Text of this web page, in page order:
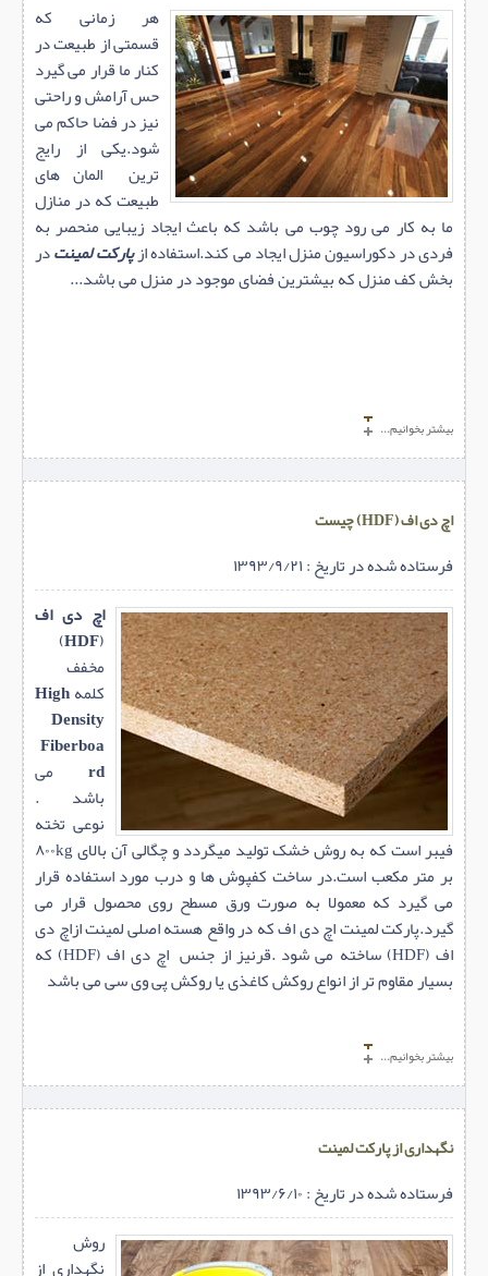
هر زمانی که
قسمتی از طبیعت در
کنار ما قرار می گیرد
حس آرامش و راحتی
نیز در فضا حاکم می
شود.یکی از رایج
ترین المان های
طبیعت که در منازل
ما به کار می رود چوب می باشد که باعث ایجاد زیبایی منحصر به
فردی در دکوراسیون منزل ایجاد می کند.استفاده ازپارکت لمینتدر
بخش کف منزل که بیشترین فضای موجود در منزل می باشد...
بیشتر بخوانیم...
اچ دی اف (HDF) چیست
فرستاده شده در تاریخ : ۱۳۹۳/۹/۲۱
اچ دی اف
(
HDF
)
مخفف
کلمهHigh
Density
Fiberboa
rd
می
باشد .
نوعی تخته
فیبر است که به روش خشک تولید میگردد و چگالی آن بالای ۸۰۰kg
بر متر مکعب است.در ساخت کفپوش ها و درب مورد استفاده قرار
می گیرد که معمولا به صورت ورق مسطح روی محصول قرار می
گیرد.پارکت لمینت اچ دی اف که در واقع هسته اصلی لمینت ازاچ دی
اف (HDF) ساخته می شود .قرنیز از جنس اچ دی اف (HDF) که
بسیار مقاوم تر از انواع روکش کاغذی یا روکش پی وی سی می باشد
بیشتر بخوانیم...
نگهداری از پارکت لمینت
فرستاده شده در تاریخ : ۱۳۹۳/۶/۱۰
روش
نگهداری از